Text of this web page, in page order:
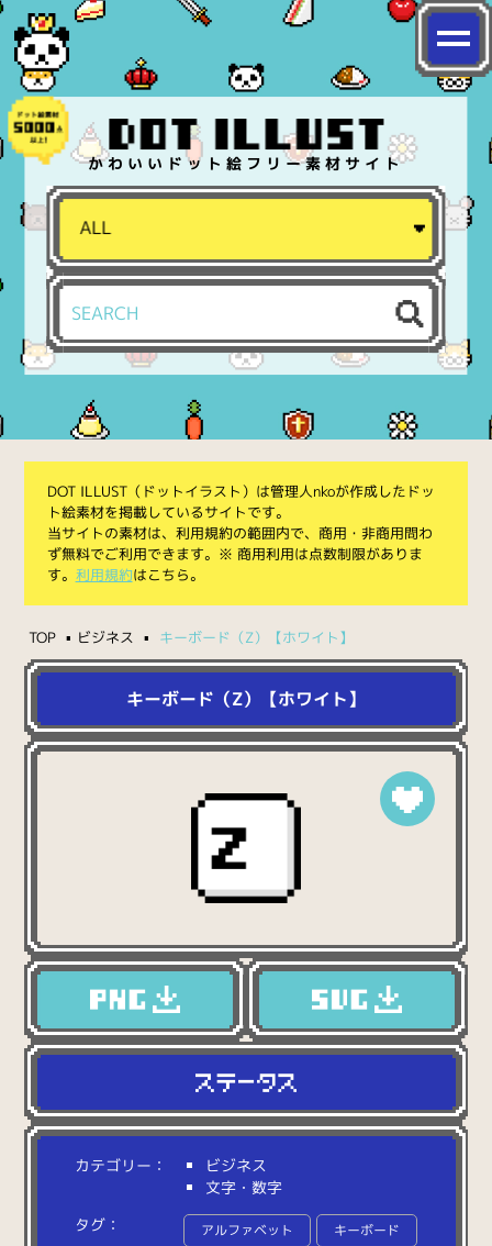
かわいいドット絵フリー素材サイト
DOT ILLUST（ドットイラスト）は管理人nkoが作成したドッ
ト絵素材を掲載しているサイトです。
当サイトの素材は、利用規約の範囲内で、商用・非商用問わ
ず無料でご利用できます。※ 商用利用は点数制限がありま
す。 利用規約はこちら。
TOP ビジネス キーボード（Z）【ホワイト】
キーボード（Z）【ホワイト】
カテゴリー：
ビジネス
文字・数字
タグ：
アルファベット キーボード